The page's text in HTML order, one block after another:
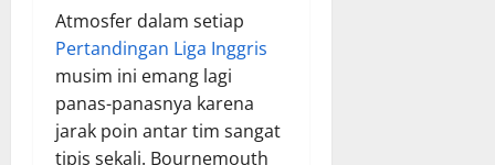
Atmosfer dalam setiap
Pertandingan Liga Inggris
musim ini emang lagi
panas-panasnya karena
jarak poin antar tim sangat
tipis sekali. Bournemouth